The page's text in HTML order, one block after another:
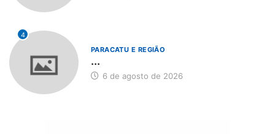
4
PARACATU E REGIÃO
...
6 de agosto de 2026